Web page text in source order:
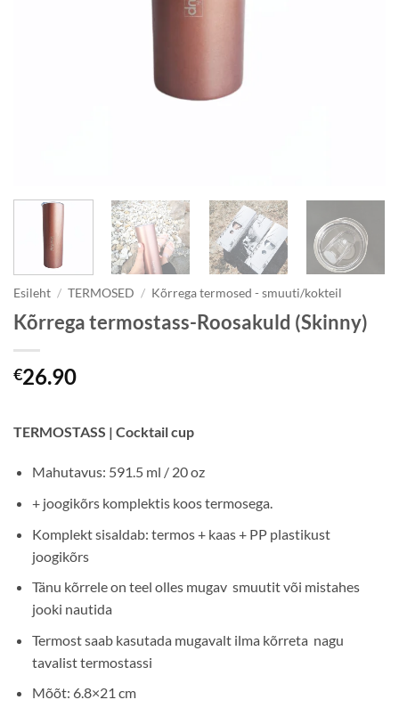
Esileht / TERMOSED / Kõrrega termosed - smuuti/kokteil
Kõrrega termostass-Roosakuld (Skinny)
€26.90
TERMOSTASS | Cocktail cup
Mahutavus: 591.5 ml / 20 oz
+ joogikõrs komplektis koos termosega.
Komplekt sisaldab: termos + kaas + PP plastikust
joogikõrs
Tänu kõrrele on teel olles mugav smuutit või mistahes
jooki nautida
Termost saab kasutada mugavalt ilma kõrreta nagu
tavalist termostassi
Mõõt: 6.8×21 cm